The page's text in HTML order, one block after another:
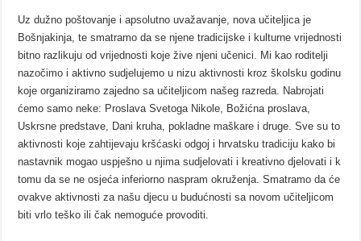
Uz dužno poštovanje i apsolutno uvažavanje, nova učiteljica je
Bošnjakinja, te smatramo da se njene tradicijske i kulturne vrijednosti
bitno razlikuju od vrijednosti koje žive njeni učenici. Mi kao roditelji
nazočimo i aktivno sudjelujemo u nizu aktivnosti kroz školsku godinu
koje organiziramo zajedno sa učiteljicom našeg razreda. Nabrojati
ćemo samo neke: Proslava Svetoga Nikole, Božićna proslava,
Uskrsne predstave, Dani kruha, pokladne maškare i druge. Sve su to
aktivnosti koje zahtijevaju kršćaski odgoj i hrvatsku tradiciju kako bi
nastavnik mogao uspješno u njima sudjelovati i kreativno djelovati i k
tomu da se ne osjeća inferiorno naspram okruženja. Smatramo da će
ovakve aktivnosti za našu djecu u budućnosti sa novom učiteljicom
biti vrlo teško ili čak nemoguće provoditi.